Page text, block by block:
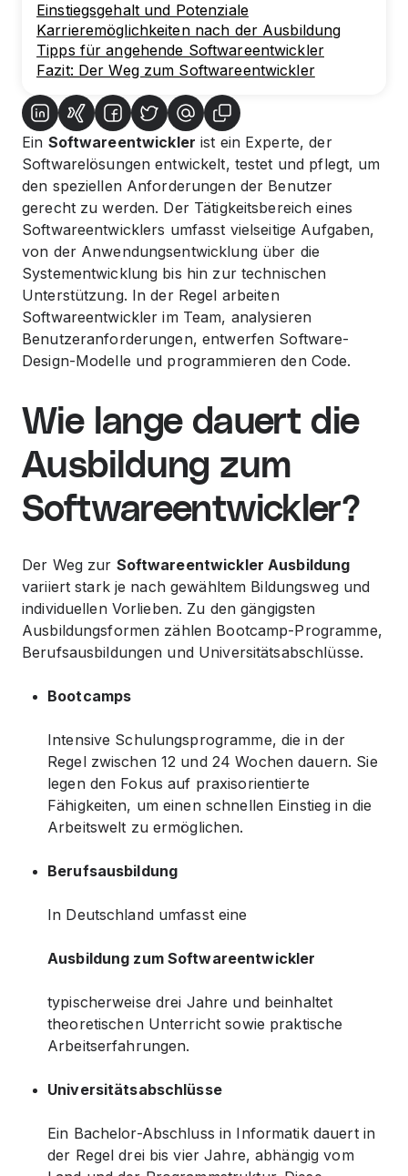
Einstiegsgehalt und Potenziale
Karrieremöglichkeiten nach der Ausbildung
Tipps für angehende Softwareentwickler
Fazit: Der Weg zum Softwareentwickler
Ein Softwareentwickler ist ein Experte, der
Softwarelösungen entwickelt, testet und pflegt, um
den speziellen Anforderungen der Benutzer
gerecht zu werden. Der Tätigkeitsbereich eines
Softwareentwicklers umfasst vielseitige Aufgaben,
von der Anwendungsentwicklung über die
Systementwicklung bis hin zur technischen
Unterstützung. In der Regel arbeiten
Softwareentwickler im Team, analysieren
Benutzeranforderungen, entwerfen Software-
Design-Modelle und programmieren den Code.
Wie lange dauert die
Ausbildung zum
Softwareentwickler?
Der Weg zur Softwareentwickler Ausbildung
variiert stark je nach gewähltem Bildungsweg und
individuellen Vorlieben. Zu den gängigsten
Ausbildungsformen zählen Bootcamp-Programme,
Berufsausbildungen und Universitätsabschlüsse.
Bootcamps
Intensive Schulungsprogramme, die in der
Regel zwischen 12 und 24 Wochen dauern. Sie
legen den Fokus auf praxisorientierte
Fähigkeiten, um einen schnellen Einstieg in die
Arbeitswelt zu ermöglichen.
Berufsausbildung
In Deutschland umfasst eine
Ausbildung zum Softwareentwickler
typischerweise drei Jahre und beinhaltet
theoretischen Unterricht sowie praktische
Arbeitserfahrungen.
Universitätsabschlüsse
Ein Bachelor-Abschluss in Informatik dauert in
der Regel drei bis vier Jahre, abhängig vom